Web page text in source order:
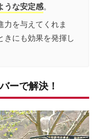
うな安定感。
力を与えてくれま
きにも効果を発揮し
ーで解決！